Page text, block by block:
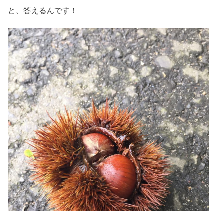
と、答えるんです！